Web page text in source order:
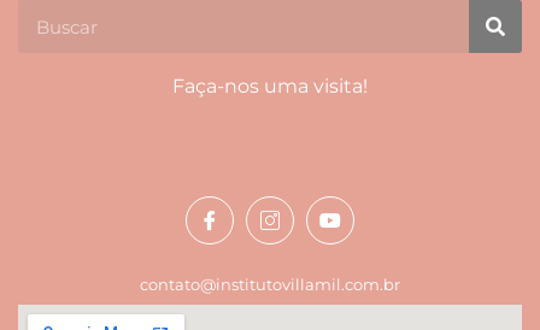
Faça-nos uma visita!
contato@institutovillamil.com.br